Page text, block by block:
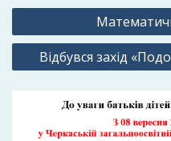
Навігація
записів
Відбувся захід